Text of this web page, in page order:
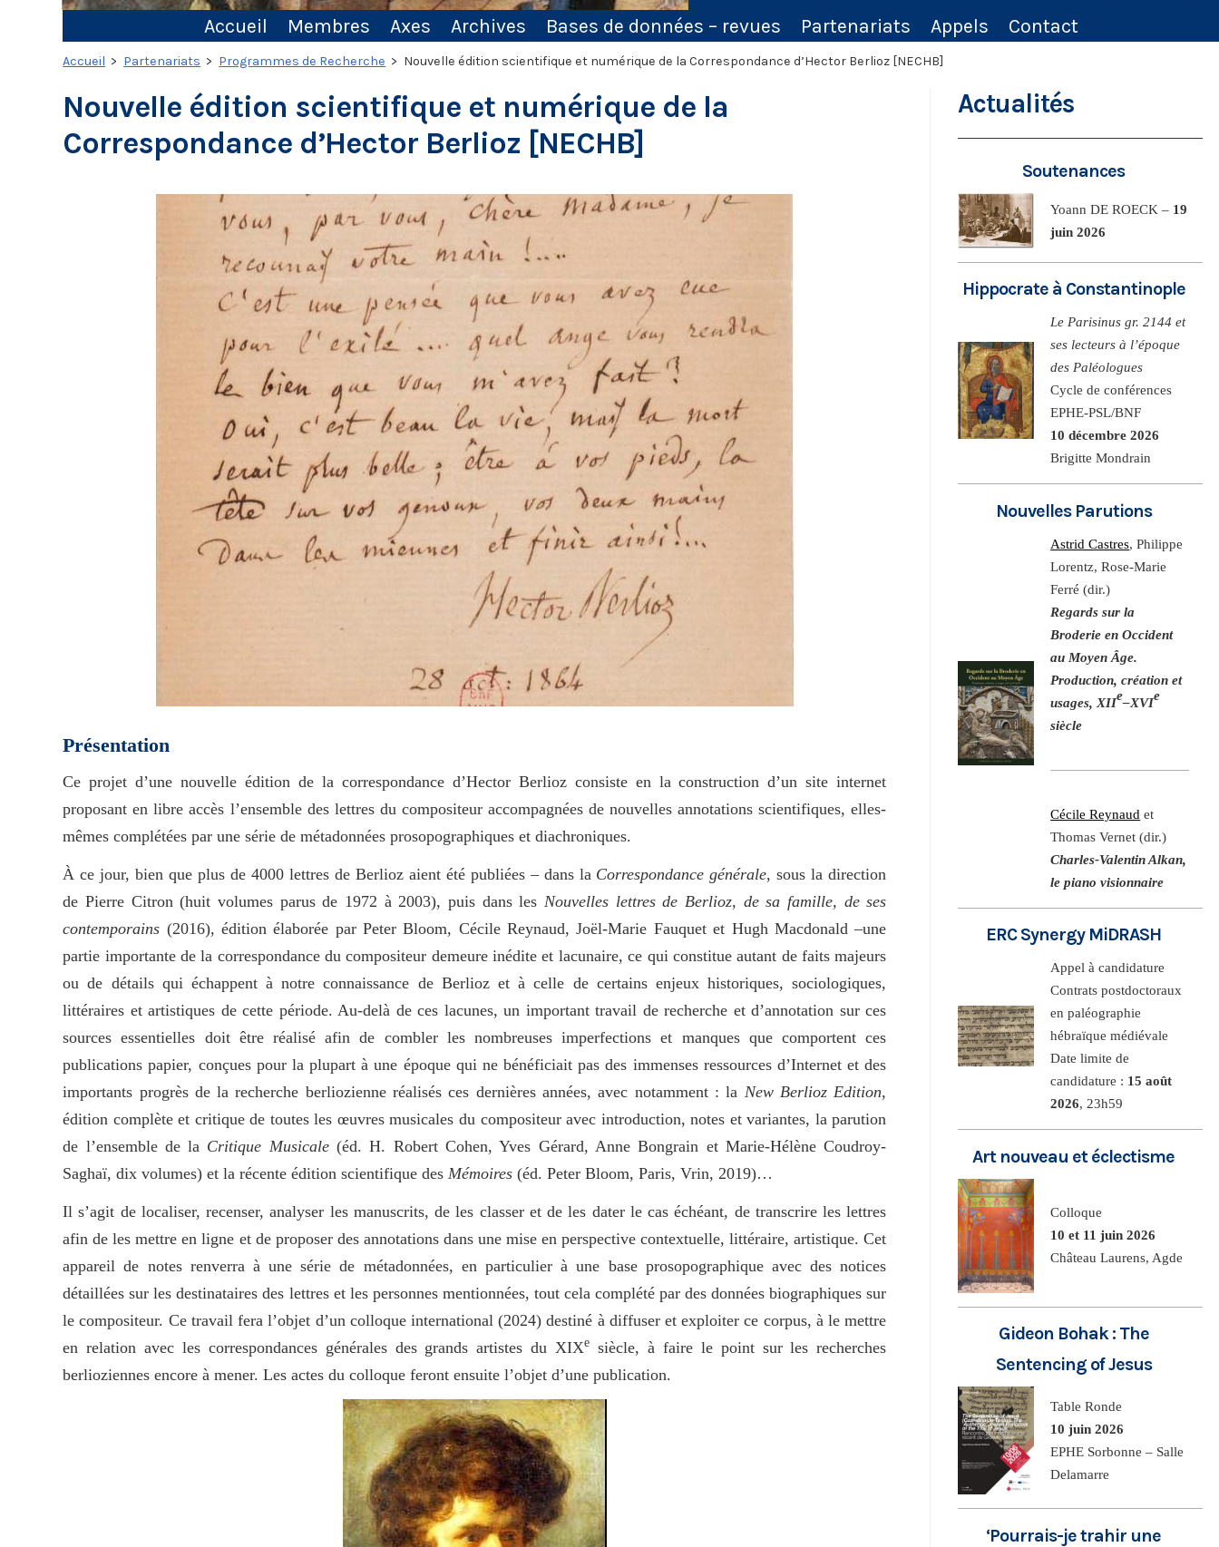
Accueil Membres Axes Archives Bases de données – revues Partenariats Appels Contact
Accueil > Partenariats > Programmes de Recherche > Nouvelle édition scientifique et numérique de la Correspondance d’Hector Berlioz [NECHB]
Nouvelle édition scientifique et numérique de la
Correspondance d’Hector Berlioz [NECHB]
Présentation
Ce projet d’une nouvelle édition de la correspondance d’Hector Berlioz consiste en la construction d’un site internet
proposant en libre accès l’ensemble des lettres du compositeur accompagnées de nouvelles annotations scientifiques, elles-
mêmes complétées par une série de métadonnées prosopographiques et diachroniques.
À ce jour, bien que plus de 4000 lettres de Berlioz aient été publiées – dans la Correspondance générale, sous la direction
de Pierre Citron (huit volumes parus de 1972 à 2003), puis dans les Nouvelles lettres de Berlioz, de sa famille, de ses
contemporains (2016), édition élaborée par Peter Bloom, Cécile Reynaud, Joël-Marie Fauquet et Hugh Macdonald –une
partie importante de la correspondance du compositeur demeure inédite et lacunaire, ce qui constitue autant de faits majeurs
ou de détails qui échappent à notre connaissance de Berlioz et à celle de certains enjeux historiques, sociologiques,
littéraires et artistiques de cette période. Au-delà de ces lacunes, un important travail de recherche et d’annotation sur ces
sources essentielles doit être réalisé afin de combler les nombreuses imperfections et manques que comportent ces
publications papier, conçues pour la plupart à une époque qui ne bénéficiait pas des immenses ressources d’Internet et des
importants progrès de la recherche berliozienne réalisés ces dernières années, avec notamment : la New Berlioz Edition,
édition complète et critique de toutes les œuvres musicales du compositeur avec introduction, notes et variantes, la parution
de l’ensemble de la Critique Musicale(éd. H. Robert Cohen, Yves Gérard, Anne Bongrain et Marie-Hélène Coudroy-
Saghaï, dix volumes) et la récente édition scientifique des Mémoires (éd. Peter Bloom, Paris, Vrin, 2019)…
Il s’agit de localiser, recenser, analyser les manuscrits, de les classer et de les dater le cas échéant, de transcrire les lettres
afin de les mettre en ligne et de proposer des annotations dans une mise en perspective contextuelle, littéraire, artistique. Cet
appareil de notes renverra à une série de métadonnées, en particulier à une base prosopographique avec des notices
détaillées sur les destinataires des lettres et les personnes mentionnées, tout cela complété par des données biographiques sur
le compositeur. Ce travail fera l’objet d’un colloque international (2024) destiné à diffuser et exploiter ce corpus, à le mettre
en relation avec les correspondances générales des grands artistes du XIXe siècle, à faire le point sur les recherches
berlioziennes encore à mener. Les actes du colloque feront ensuite l’objet d’une publication.
Actualités
Soutenances
Yoann DE ROECK – 19
juin 2026
Hippocrate à Constantinople
Le Parisinus gr. 2144 et
ses lecteurs à l’époque
des Paléologues
Cycle de conférences
EPHE-PSL/BNF
10 décembre 2026
Brigitte Mondrain
Nouvelles Parutions
Astrid Castres, Philippe
Lorentz, Rose-Marie
Ferré (dir.)
Regards sur la
Broderie en Occident
au Moyen Âge.
Production, création et
usages, XIIe–XVIe
siècle
Cécile Reynaud et
Thomas Vernet (dir.)
Charles-Valentin Alkan,
le piano visionnaire
ERC Synergy MiDRASH
Appel à candidature
Contrats postdoctoraux
en paléographie
hébraïque médiévale
Date limite de
candidature : 15 août
2026, 23h59
Art nouveau et éclectisme
Colloque
10 et 11 juin 2026
Château Laurens, Agde
Gideon Bohak : The
Sentencing of Jesus
Table Ronde
10 juin 2026
EPHE Sorbonne – Salle
Delamarre
‘Pourrais-je trahir une